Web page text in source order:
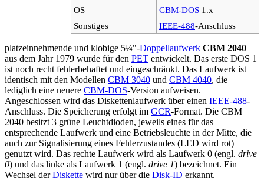
OS
CBM-DOS 1.x
Sonstiges
IEEE-488-Anschluss
platzeinnehmende und klobige 5¼"-Doppellaufwerk CBM 2040
aus dem Jahr 1979 wurde für den PET entwickelt. Das erste DOS 1
ist noch recht fehlerbehaftet und eingeschränkt. Das Laufwerk ist
identisch mit den Modellen CBM 3040 und CBM 4040, die
lediglich eine neuere CBM-DOS-Version aufweisen.
Angeschlossen wird das Diskettenlaufwerk über einen IEEE-488-
Anschluss. Die Speicherung erfolgt im GCR-Format. Die CBM
2040 besitzt 3 grüne Leuchtdioden, jeweils eines für das
entsprechende Laufwerk und eine Betriebsleuchte in der Mitte, die
auch zur Signalisierung eines Fehlerzustandes (LED wird rot)
genutzt wird. Das rechte Laufwerk wird als Laufwerk 0 (engl. drive
0) und das linke als Laufwerk 1 (engl. drive 1) bezeichnet. Ein
Wechsel derDiskette wird nur über die Disk-ID erkannt.